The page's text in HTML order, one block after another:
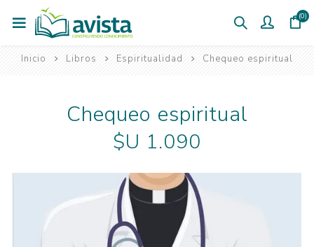
(0)
Inicio Libros Espiritualidad Chequeo espiritual
Chequeo espiritual
$U 1.090